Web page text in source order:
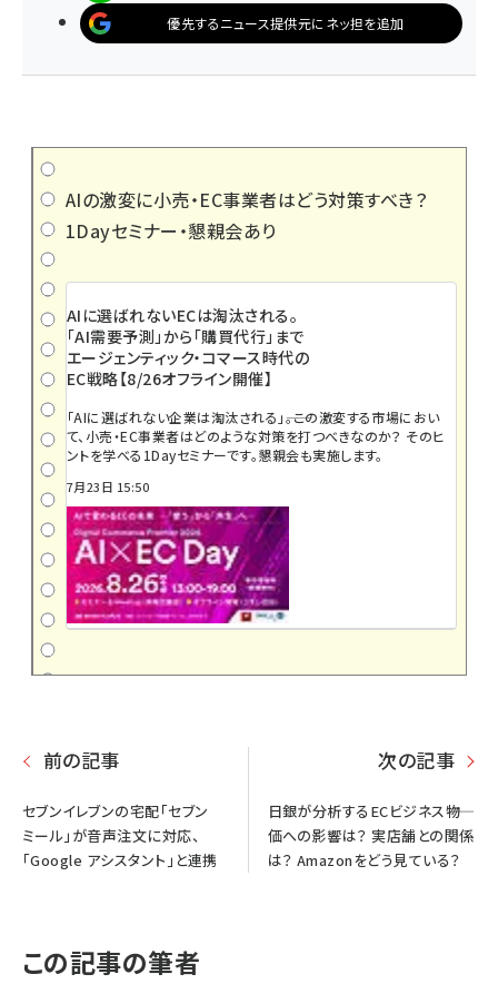
優先するニュース提供元にネッ担を追加
AIの激変に小売・EC事業者はどう対策すべき？
1Dayセミナー・懇親会あり
AIに選ばれないECは淘汰される。
「AI需要予測」から「購買代行」まで
エージェンティック・コマース時代の
EC戦略【8/26オフライン開催】
「AIに選ばれない企業は淘汰される」――。この激変する市場におい
て、小売・EC事業者はどのような対策を打つべきなのか？ そのヒ
ントを学べる1Dayセミナーです。懇親会も実施します。
7月23日 15:50
前の記事
セブンイレブンの宅配「セブン
ミール」が音声注文に対応、
「Google アシスタント」と連携
次の記事
日銀が分析するECビジネス――物
価への影響は？ 実店舗との関係
は？ Amazonをどう見ている？
この記事の筆者